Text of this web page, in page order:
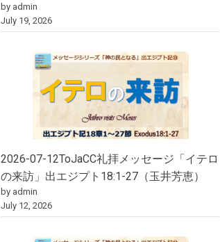
by admin
July 19, 2026
2026-07-12ToJaCC礼拝メッセージ「イテロ
の来訪」出エジプト18:1-27（玉井芳恵）
by admin
July 12, 2026